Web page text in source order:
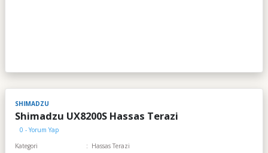
SHIMADZU
Shimadzu UX8200S Hassas Terazi
0 - Yorum Yap
Kategori
Hassas Terazi